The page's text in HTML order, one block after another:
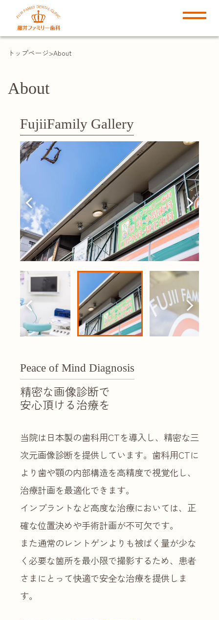
トップページ About
About
FujiiFamily Gallery
Peace of Mind Diagnosis
精密な画像診断で
安心頂ける治療を
当院は日本製の歯科用CTを導入し、精密な三
次元画像診断を提供しています。歯科用CTに
より歯や顎の内部構造を高精度で視覚化し、
治療計画を最適化できます。
インプラントなど高度な治療においては、正
確な位置決めや手術計画が不可欠です。
また通常のレントゲンよりも被ばく量が少な
く必要な箇所を最小限で撮影するため、患者
さまにとって快適で安全な治療を提供しま
す。